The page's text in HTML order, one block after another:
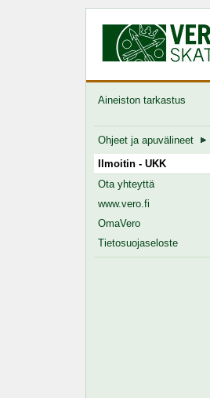
Aineiston tarkastus
Ohjeet ja apuvälineet
Ilmoitin - UKK
Ota yhteyttä
www.vero.fi
OmaVero
Tietosuojaseloste